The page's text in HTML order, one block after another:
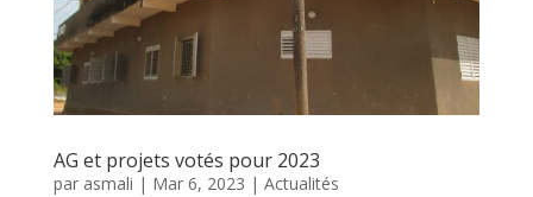
AG et projets votés pour 2023
par asmali | Mar 6, 2023 | Actualités